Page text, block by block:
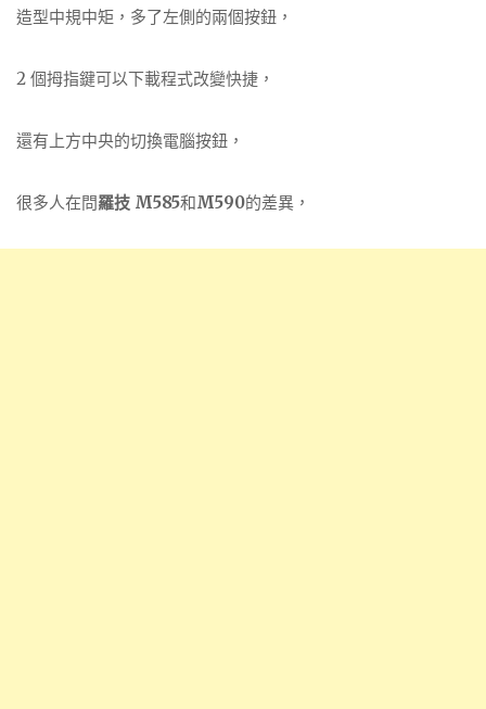
造型中規中矩，多了左側的兩個按鈕，
2 個拇指鍵可以下載程式改變快捷，
還有上方中央的切換電腦按鈕，
很多人在問羅技 M585和M590的差異，